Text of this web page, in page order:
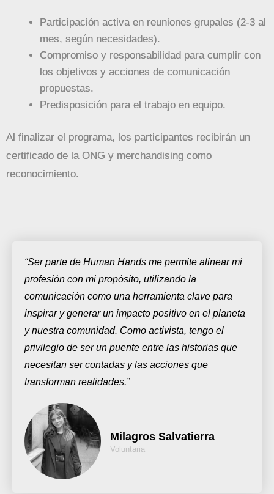
Participación activa en reuniones grupales (2-3 al
mes, según necesidades).
Compromiso y responsabilidad para cumplir con
los objetivos y acciones de comunicación
propuestas.
Predisposición para el trabajo en equipo.
Al finalizar el programa, los participantes recibirán un
certificado de la ONG y merchandising como
reconocimiento.
“Ser parte de Human Hands me permite alinear mi
profesión con mi propósito, utilizando la
comunicación como una herramienta clave para
inspirar y generar un impacto positivo en el planeta
y nuestra comunidad. Como activista, tengo el
privilegio de ser un puente entre las historias que
necesitan ser contadas y las acciones que
transforman realidades.”
Milagros Salvatierra
Voluntaria